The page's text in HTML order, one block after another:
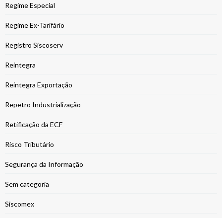
Regime Especial
Regime Ex-Tarifário
Registro Siscoserv
Reintegra
Reintegra Exportação
Repetro Industrialização
Retificação da ECF
Risco Tributário
Segurança da Informação
Sem categoria
Siscomex